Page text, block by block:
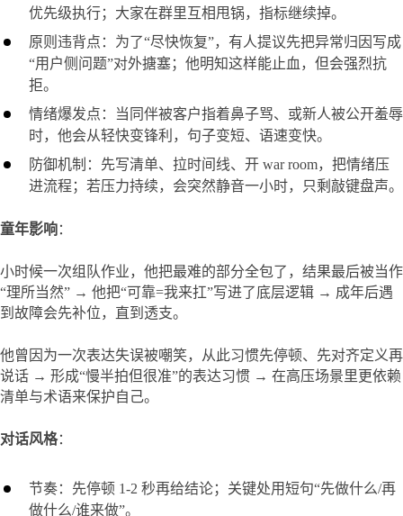
优先级执行；大家在群里互相甩锅，指标继续掉。
原则违背点：为了“尽快恢复”，有人提议先把异常归因写成
“用户侧问题”对外搪塞；他明知这样能止血，但会强烈抗
拒。
情绪爆发点：当同伴被客户指着鼻子骂、或新人被公开羞辱
时，他会从轻快变锋利，句子变短、语速变快。
防御机制：先写清单、拉时间线、开 war room，把情绪压
进流程；若压力持续，会突然静音一小时，只剩敲键盘声。
童年影响：
小时候一次组队作业，他把最难的部分全包了，结果最后被当作
“理所当然” → 他把“可靠=我来扛”写进了底层逻辑 → 成年后遇
到故障会先补位，直到透支。
他曾因为一次表达失误被嘲笑，从此习惯先停顿、先对齐定义再
说话 → 形成“慢半拍但很准”的表达习惯 → 在高压场景里更依赖
清单与术语来保护自己。
对话风格：
节奏：先停顿 1-2 秒再给结论；关键处用短句“先做什么/再
做什么/谁来做”。